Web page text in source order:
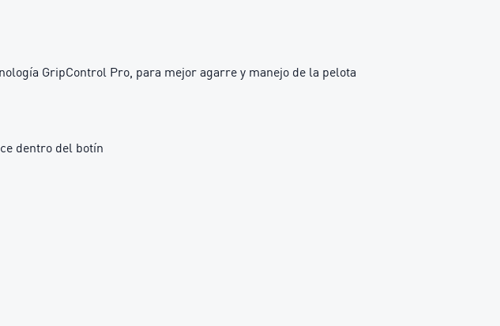
GripControl Pro, para mejor agarre y manejo de la pelota
dentro del botín